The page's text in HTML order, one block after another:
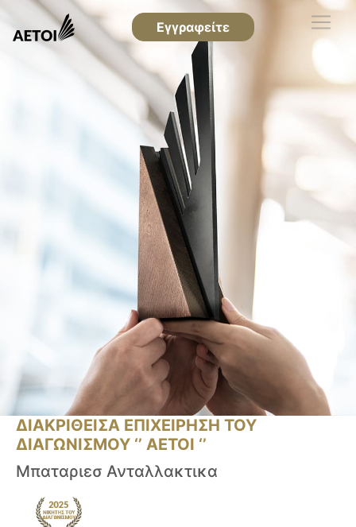
Εγγραφείτε
ΔΙΑΚΡΙΘΕΙΣΑ ΕΠΙΧΕΙΡΗΣΗ ΤΟΥ
ΔΙΑΓΩΝΙΣΜΟΥ ‘’ ΑΕΤΟΙ ‘’
Μπαταριεσ Ανταλλακτικα